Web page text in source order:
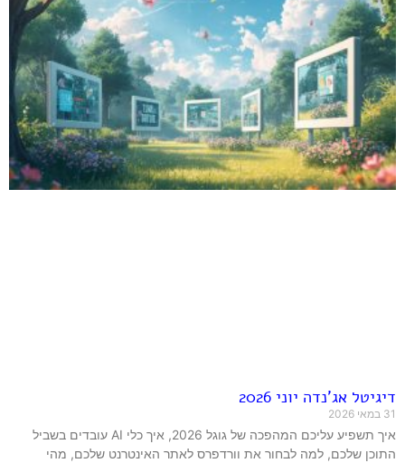
דיגיטל אג'נדה יוני 2026
31 במאי 2026
איך תשפיע עליכם המהפכה של גוגל 2026, איך כלי AI עובדים בשביל
התוכן שלכם, למה לבחור את וורדפרס לאתר האינטרנט שלכם, מהי